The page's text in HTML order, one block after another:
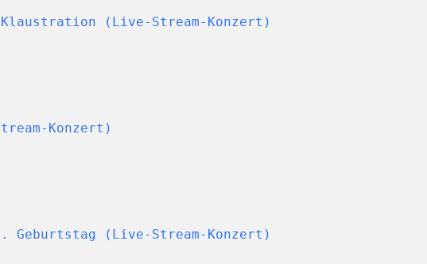
(Live-Stream-Konzert)
Konzert)
Geburtstag (Live-Stream-Konzert)